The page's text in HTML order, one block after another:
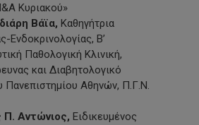
Κυριακού»
Βάϊα, Καθηγήτρια
Ενδοκρινολογίας, Β’
Παθολογική Κλινική,
και Διαβητολογικό
Πανεπιστημίου Αθηνών, Π.Γ.Ν.
Αντώνιος, Ειδικευμένος